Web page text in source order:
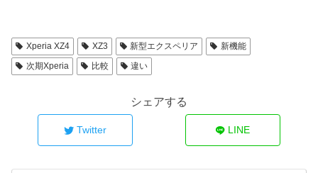
Xperia XZ4 XZ3 新型エクスペリア
新機能
次期Xperia
比較 違い
シェアする
Twitter LINE